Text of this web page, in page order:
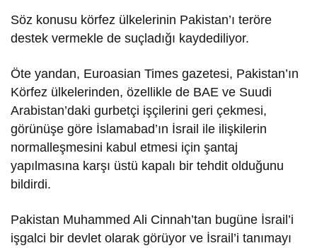
Söz konusu körfez ülkelerinin Pakistan’ı teröre
destek vermekle de suçladığı kaydediliyor.
Öte yandan, Euroasian Times gazetesi, Pakistan’ın
Körfez ülkelerinden, özellikle de BAE ve Suudi
Arabistan’daki gurbetçi işçilerini geri çekmesi,
görünüşe göre İslamabad’ın İsrail ile ilişkilerin
normalleşmesini kabul etmesi için şantaj
yapılmasına karşı üstü kapalı bir tehdit olduğunu
bildirdi.
Pakistan Muhammed Ali Cinnah’tan bugüne İsrail’i
işgalci bir devlet olarak görüyor ve İsrail’i tanımayı